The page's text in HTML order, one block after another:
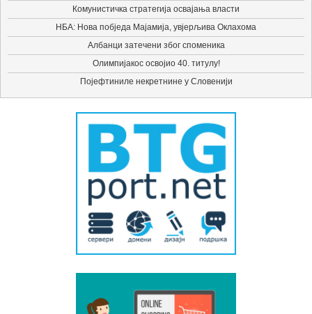
Комунистичка стратегија освајања власти
НБА: Нова побједа Мајамија, увјерљива Оклахома
Албанци затечени због споменика
Олимпијакос освојио 40. титулу!
Појефтиниле некретнине у Словенији